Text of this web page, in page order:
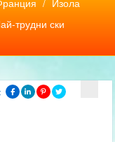
/ Изола
трудни ски